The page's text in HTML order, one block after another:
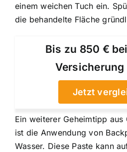
einem weichen Tuch ein.
die behandelte Fläche
Bis zu 850 €
Versicherung
Jetzt
Ein weiterer Geheimtipp
ist die Anwendung von
Wasser. Diese Paste kann